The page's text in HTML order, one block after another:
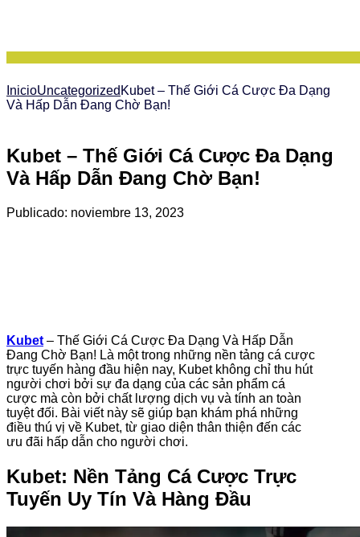
InicioUncategorized Kubet – Thế Giới Cá Cược Đa Dạng
Và Hấp Dẫn Đang Chờ Bạn!
Kubet – Thế Giới Cá Cược Đa Dạng
Và Hấp Dẫn Đang Chờ Bạn!
Publicado: noviembre 13, 2023
Kubet – Thế Giới Cá Cược Đa Dạng Và Hấp Dẫn
Đang Chờ Bạn! Là một trong những nền tảng cá cược
trực tuyến hàng đầu hiện nay, Kubet không chỉ thu hút
người chơi bởi sự đa dạng của các sản phẩm cá
cược mà còn bởi chất lượng dịch vụ và tính an toàn
tuyệt đối. Bài viết này sẽ giúp bạn khám phá những
điều thú vị về Kubet, từ giao diện thân thiện đến các
ưu đãi hấp dẫn cho người chơi.
Kubet: Nền Tảng Cá Cược Trực
Tuyến Uy Tín Và Hàng Đầu